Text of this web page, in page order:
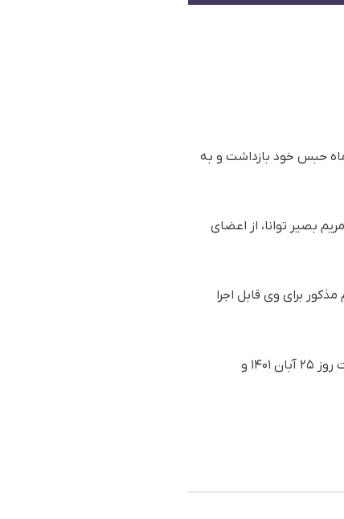
ماه حبس خود بازداشت و به
رسیده به سازمان حقوق بشری هەنگاو، روز یکشنبه ۲۳ آذرماه ۱۴۰۴ (۱۴ دسامبر ۲۰۲۵)، مریم بصیر توانا، از اعضای
برای وی قابل اجرا
مهران بصیر توانا، ورزشکار ۲۹ ساله گیلک ساکن شهر فومن از توابع استان گیلان بود که در جریان اعتراضات روز ۲۵ آبان ۱۴۰۱ و